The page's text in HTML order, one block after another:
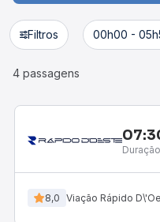
Filtros 00h00 -
4 passagens
8,0 Viação Rápido